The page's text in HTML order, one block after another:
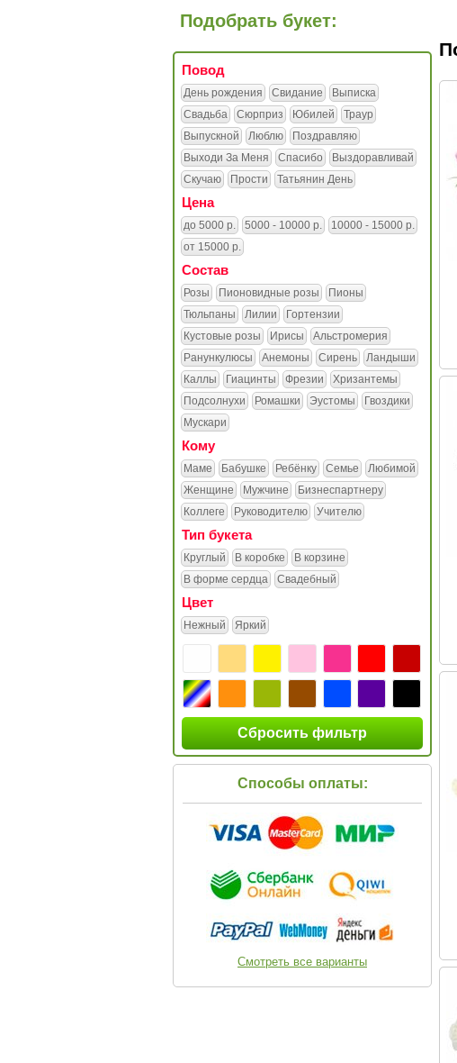
Подобрать букет:
Повод
День рождения Свидание
Выписка
Свадьба
Сюрприз Юбилей
Траур
Выпускной
Люблю
Поздравляю
Выходи За Меня
Спасибо
Выздоравливай
Скучаю
Прости Татьянин День
Цена
до 5000 р. 5000 - 10000 р.
10000 - 15000 р.
от 15000 р.
Состав
Розы Пионовидные розы
Пионы
Тюльпаны
Лилии
Гортензии
Кустовые розы
Ирисы
Альстромерия
Ранункулюсы
Анемоны Сирень
Ландыши
Каллы
Гиацинты Фрезии
Хризантемы
Подсолнухи
Ромашки Эустомы
Гвоздики
Мускари
Кому
Маме Бабушке Ребёнку Семье
Любимой
Женщине
Мужчине
Бизнеспартнеру
Коллеге
Руководителю Учителю
Тип букета
Круглый В коробке
В корзине
В форме сердца
Свадебный
Цвет
Нежный Яркий
Сбросить фильтр
Способы оплаты:
Смотреть все варианты